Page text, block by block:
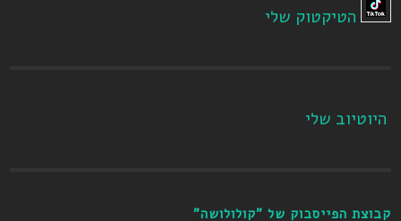
הטיקטוק שלי
היוטיוב שלי
קבוצת הפייסבוק של "קולולושה"